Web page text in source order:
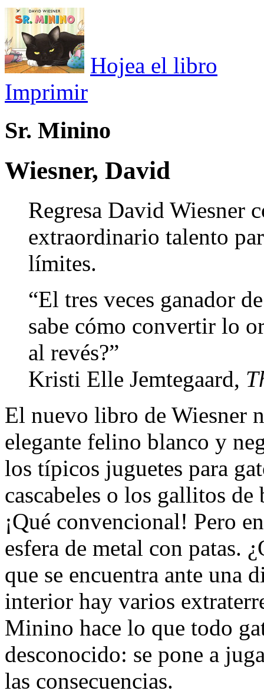
Hojea el libro
Imprimir
Sr. Minino
Wiesner, David
Regresa David Wiesner
extraordinario talento
límites.
“El tres veces ganador
sabe cómo convertir lo
al revés?”
Kristi Elle Jemtegaard,
El nuevo libro de Wiesner
elegante felino blanco y
los típicos juguetes para
cascabeles o los gallitos
¡Qué convencional! Pero
esfera de metal con patas.
que se encuentra ante una
interior hay varios
Minino hace lo que todo
desconocido: se pone a
las consecuencias.